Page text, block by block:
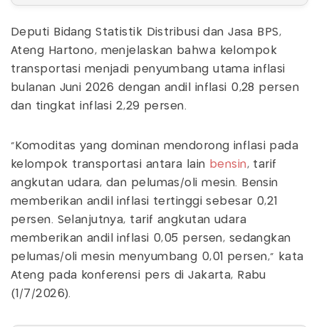
Deputi Bidang Statistik Distribusi dan Jasa BPS,
Ateng Hartono, menjelaskan bahwa kelompok
transportasi menjadi penyumbang utama inflasi
bulanan Juni 2026 dengan andil inflasi 0,28 persen
dan tingkat inflasi 2,29 persen.
“Komoditas yang dominan mendorong inflasi pada
kelompok transportasi antara lain bensin, tarif
angkutan udara, dan pelumas/oli mesin. Bensin
memberikan andil inflasi tertinggi sebesar 0,21
persen. Selanjutnya, tarif angkutan udara
memberikan andil inflasi 0,05 persen, sedangkan
pelumas/oli mesin menyumbang 0,01 persen,” kata
Ateng pada konferensi pers di Jakarta, Rabu
(1/7/2026).